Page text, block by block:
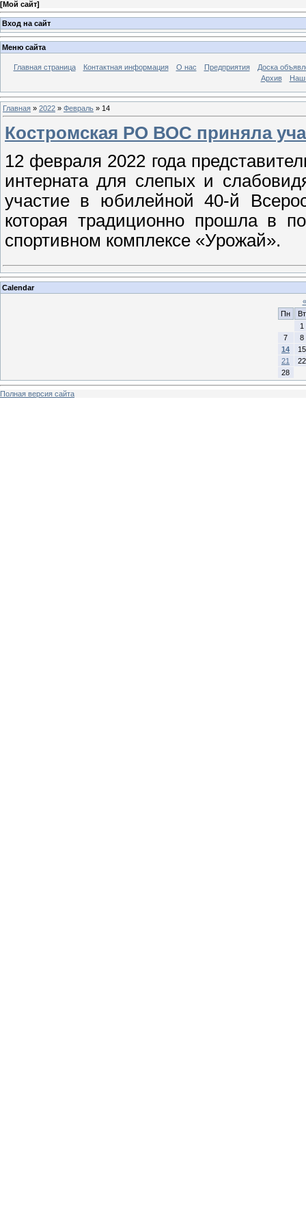
[Мой сайт]
Вход на сайт
Меню сайта
Главная страница Контактная информация О нас Предприятия
Доска
Архив
Главная » 2022 » Февраль » 14
Костромская РО ВОС приняла
12 февраля 2022 года
интерната для слепых и
участие в юбилейной 40-й
которая традиционно прошла в
спортивном комплексе «Урожай».
Calendar
«
Пн
Вт
1
7
8
14
15
21
22
28
Полная версия сайта